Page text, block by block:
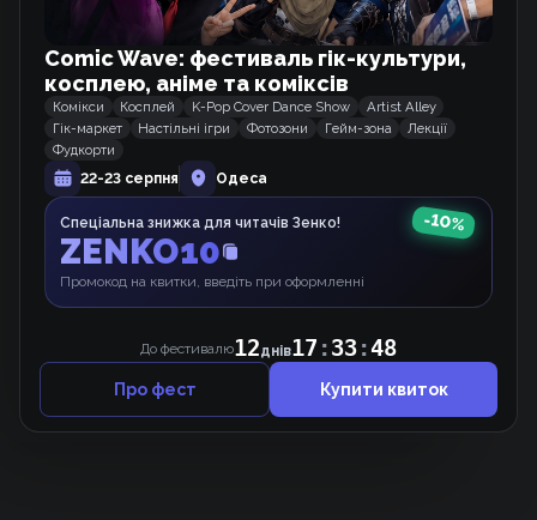
Схожі тайтли
Терпіння, Моя Леді!
Манхва
Моргана та Оз
Вебкомікс
Лиходійка змінює жанр!
Манхва
Comic Wave: фестиваль гік-культури,
косплею, аніме та коміксів
Комікси Косплей K-Pop Cover Dance Show
Artist Alley
Гік-маркет
Настільні ігри Фотозони Гейм-зона
Лекції
Фудкорти
22-23 серпня
Одеса
Спеціальна знижка для читачів Зенко!
ZENKO10
Промокод на квитки, введіть при оформленні
-10%
До фестивалю12днів17 :33:48
Про фест Купити квиток